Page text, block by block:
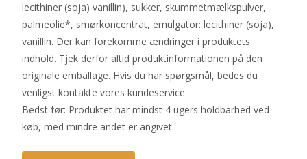
lecithiner (soja) vanillin), sukker, skummetmælkspulver,
palmeolie*, smørkoncentrat, emulgator: lecithiner (soja),
vanillin. Der kan forekomme ændringer i produktets
indhold. Tjek derfor altid produktinformationen på den
originale emballage. Hvis du har spørgsmål, bedes du
venligst kontakte vores kundeservice.
Bedst før: Produktet har mindst 4 ugers holdbarhed ved
køb, med mindre andet er angivet.